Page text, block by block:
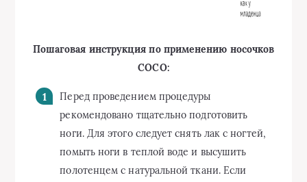
Пошаговая инструкция по применению носочков
СОСО:
Перед проведением процедуры
рекомендовано тщательно подготовить
ноги. Для этого следует снять лак с ногтей,
помыть ноги в теплой воде и высушить
полотенцем с натуральной ткани. Если